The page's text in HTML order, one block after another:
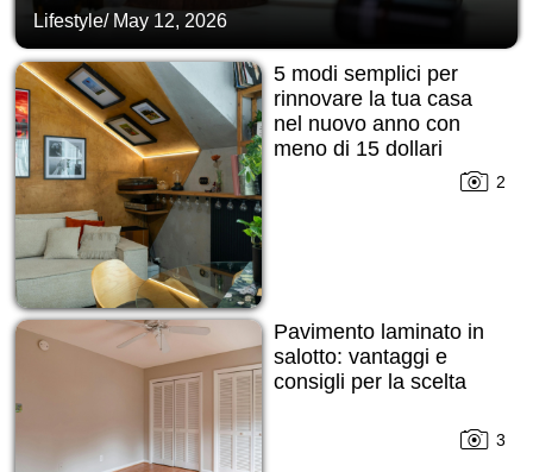
Lifestyle/ May 12, 2026
5 modi semplici per
rinnovare la tua casa
nel nuovo anno con
meno di 15 dollari
2
Pavimento laminato in
salotto: vantaggi e
consigli per la scelta
3